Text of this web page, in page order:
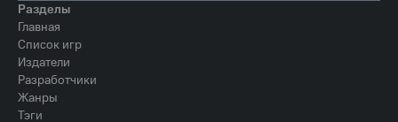
Разделы
Главная
Список игр
Издатели
Разработчики
Жанры
Тэги